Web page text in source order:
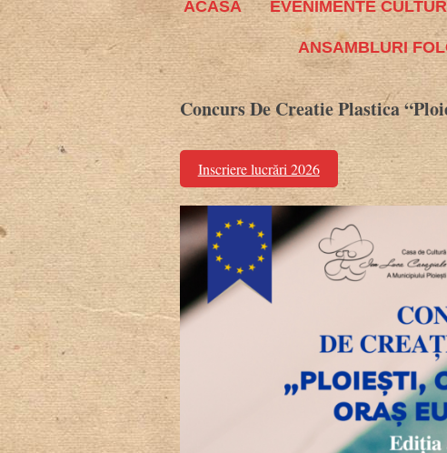
ACASĂ EVENIMENTE
ANSAMBLURI
Concurs De Creatie Plastica
Inscriere lucrări 2026